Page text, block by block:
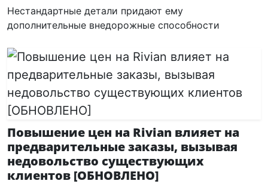
Нестандартные детали придают ему
дополнительные внедорожные способности
Повышение цен на Rivian влияет на
предварительные заказы, вызывая
недовольство существующих
клиентов [ОБНОВЛЕНО]